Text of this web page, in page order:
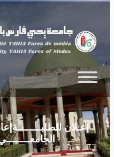
إعـلان
الجامعــــــــي 2022/